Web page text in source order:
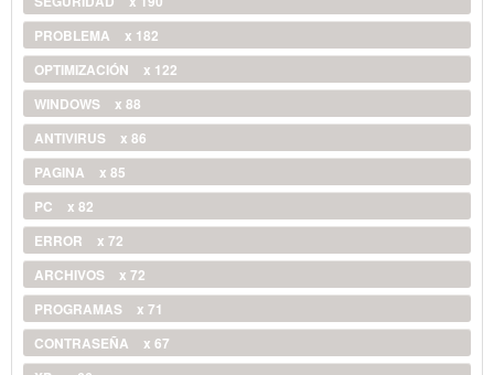
PROBLEMA
x 182
OPTIMIZACIÓN
x 122
WINDOWS
x 88
ANTIVIRUS
x 86
PAGINA
x 85
PC
x 82
ERROR
x 72
ARCHIVOS
x 72
PROGRAMAS
x 71
CONTRASEÑA
x 67